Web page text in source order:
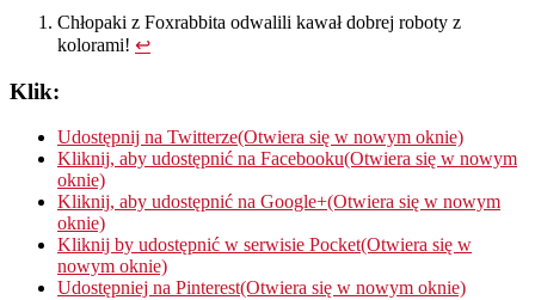
Chłopaki z Foxrabbita odwalili kawał dobrej roboty z
kolorami! ↩
Klik:
Udostępnij na Twitterze(Otwiera się w nowym oknie)
Kliknij, aby udostępnić na Facebooku(Otwiera się w nowym
oknie)
Kliknij, aby udostępnić na Google+(Otwiera się w nowym
oknie)
Kliknij by udostępnić w serwisie Pocket(Otwiera się w
nowym oknie)
Udostępniej na Pinterest(Otwiera się w nowym oknie)